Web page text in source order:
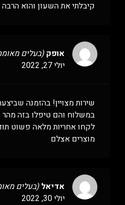
קיבלתי את השעון והוא הרבה
אופק (בעלים
יולי 27, 2022
שירות מצויין! בהזמנה
במשלוח והם טיפלו בזה
לקחו אחריות מלאה פשוט
מוצרים אצלם
אדיאל (בעלים
יולי 30, 2022